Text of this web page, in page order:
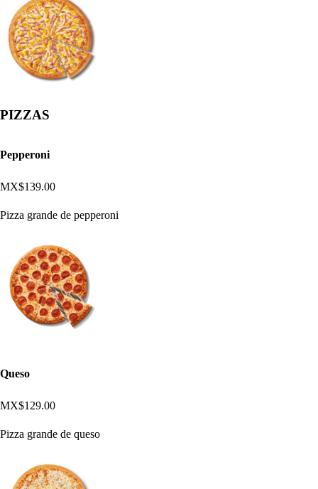
PIZZAS
Pepperoni
MX$139.00
Pizza grande de pepperoni
Queso
MX$129.00
Pizza grande de queso